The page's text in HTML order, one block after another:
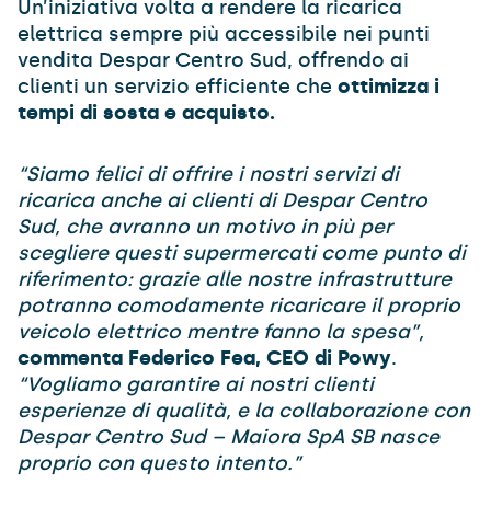
Un’iniziativa volta a rendere la ricarica
elettrica sempre più accessibile nei punti
vendita Despar Centro Sud, offrendo ai
clienti un servizio efficiente che ottimizza i
tempi di sosta e acquisto.
“Siamo felici di offrire i nostri servizi di
ricarica anche ai clienti di Despar Centro
Sud, che avranno un motivo in più per
scegliere questi supermercati come punto di
riferimento: grazie alle nostre infrastrutture
potranno comodamente ricaricare il proprio
veicolo elettrico mentre fanno la spesa”,
commenta Federico Fea, CEO di Powy.
“Vogliamo garantire ai nostri clienti
esperienze di qualità, e la collaborazione con
Despar Centro Sud – Maiora SpA SB nasce
proprio con questo intento.”